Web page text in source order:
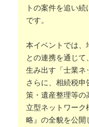
トの案件を追い
です。
本イベントでは、
との連携を通じて
生み出す「士業ネ
さらに、相続税
策・遺産整理等の
立型ネットワーク
略』の全貌を公開